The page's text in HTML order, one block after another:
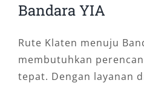
Bandara YIA
Rute Klaten menuju
membutuhkan
tepat. Dengan layanan